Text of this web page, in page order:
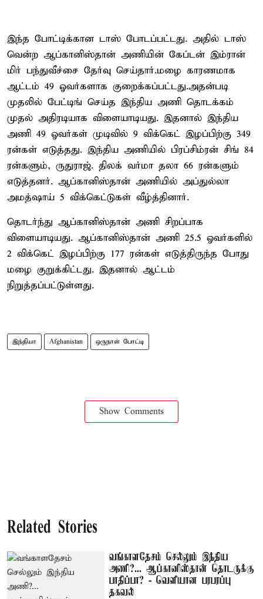
இந்த போட்டிக்கான டாஸ் போடப்பட்டது. அதில் டாஸ்
வென்ற ஆப்கானிஸ்தான் அணியின் கேப்டன் இம்ரான்
மிர் பந்துவீச்சை தேர்வு செய்தார்.மழை காரணமாக
ஆட்டம் 49 ஓவர்களாக குறைக்கப்பட்டது.அதன்படி
முதலில் பேட்டிங் செய்த இந்திய அணி தொடக்கம்
முதல் அதிரடியாக விளையாடியது. இதனால் இந்திய
அணி 49 ஓவர்கள் முடிவில் 9 விக்கெட் இழப்பிற்கு 349
ரன்கள் எடுத்தது. இந்திய அணியில் பிரப்சிம்ரன் சிங் 84
ரன்களும், ருதுராஜ். திலக் வர்மா தலா 66 ரன்களும்
எடுத்தனர். ஆப்கானிஸ்தான் அணியில் அப்துல்லா
அமத்ஷாய் 5 விக்கெட்டுகள் வீழ்த்தினார்.
தொடர்ந்து ஆப்கானிஸ்தான் அணி சிறப்பாக
விளையாடியது. ஆப்கானிஸ்தான் அணி 25.5 ஓவர்களில்
2 விக்கெட் இழப்பிற்கு 177 ரன்கள் எடுத்திருந்த போது
மழை குறுக்கிட்டது. இதனால் ஆட்டம்
நிறுத்தப்பட்டுள்ளது.
இந்தியா Afghanistan ஒருநாள் போட்டி
Show Comments
Related Stories
வங்காளதேசம் செல்லும் இந்திய
அணி?... ஆப்கானிஸ்தான் தொடருக்கு
பாதிப்பா? - வெளியான பரபரப்பு
தகவல்